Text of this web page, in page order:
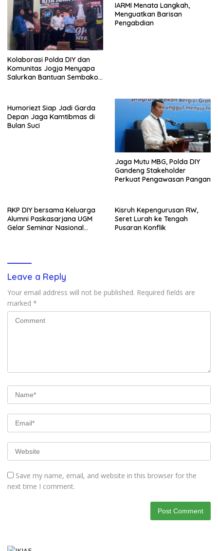
Kolaborasi Polda DIY dan
Komunitas Jogja Menyapa
Salurkan Bantuan Sembako,
IARMI Menata Langkah,
Menguatkan Barisan
Pengabdian
Humoriezt Siap Jadi Garda
Depan Jaga Kamtibmas di
Bulan Suci
Jaga Mutu MBG, Polda DIY
Gandeng Stakeholder
Perkuat Pengawasan Pangan
RKP DIY bersama Keluarga
Alumni Paskasarjana UGM
Gelar Seminar Nasional
Kisruh Kepengurusan RW,
Seret Lurah ke Tengah
Pusaran Konflik
Leave a Reply
Your email address will not be published. Required fields are
marked *
Save my name, email, and website in this browser for the
next time I comment.